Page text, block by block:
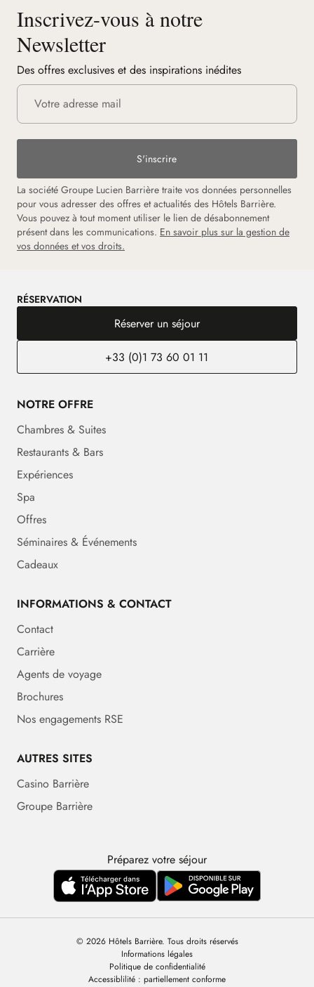
Inscrivez-vous à notre
Newsletter
Des offres exclusives et des inspirations inédites
S'inscrire
La société Groupe Lucien Barrière traite vos données personnelles
pour vous adresser des offres et actualités des Hôtels Barrière.
Vous pouvez à tout moment utiliser le lien de désabonnement
présent dans les communications. En savoir plus sur la gestion de
vos données et vos droits.
RÉSERVATION
Réserver un séjour
+33 (0)1 73 60 01 11
NOTRE OFFRE
Chambres & Suites
Restaurants & Bars
Expériences
Spa
Offres
Séminaires & Événements
Cadeaux
INFORMATIONS & CONTACT
Contact
Carrière
Agents de voyage
Brochures
Nos engagements RSE
AUTRES SITES
Casino Barrière
Groupe Barrière
Préparez votre séjour
© 2026 Hôtels Barrière. Tous droits réservés
Informations légales
Politique de confidentialité
Accessiblilité : partiellement conforme